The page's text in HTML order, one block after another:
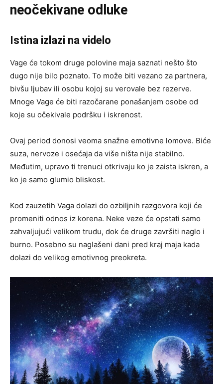
neočekivane odluke
Istina izlazi na videlo
Vage će tokom druge polovine maja saznati nešto što
dugo nije bilo poznato. To može biti vezano za partnera,
bivšu ljubav ili osobu kojoj su verovale bez rezerve.
Mnoge Vage će biti razočarane ponašanjem osobe od
koje su očekivale podršku i iskrenost.
Ovaj period donosi veoma snažne emotivne lomove. Biće
suza, nervoze i osećaja da više ništa nije stabilno.
Međutim, upravo ti trenuci otkrivaju ko je zaista iskren, a
ko je samo glumio bliskost.
Kod zauzetih Vaga dolazi do ozbiljnih razgovora koji će
promeniti odnos iz korena. Neke veze će opstati samo
zahvaljujući velikom trudu, dok će druge završiti naglo i
burno. Posebno su naglašeni dani pred kraj maja kada
dolazi do velikog emotivnog preokreta.